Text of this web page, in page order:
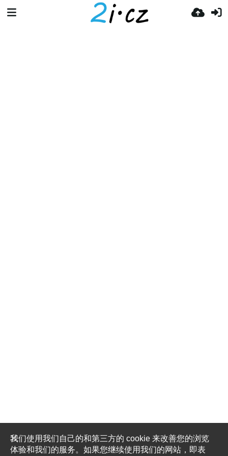
我们使用我们自己的和第三方的 cookie 来改善您的浏览
体验和我们的服务。如果您继续使用我们的网站，即表